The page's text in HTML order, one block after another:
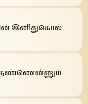
இனிதுகொல்
தண்ணென்னும்